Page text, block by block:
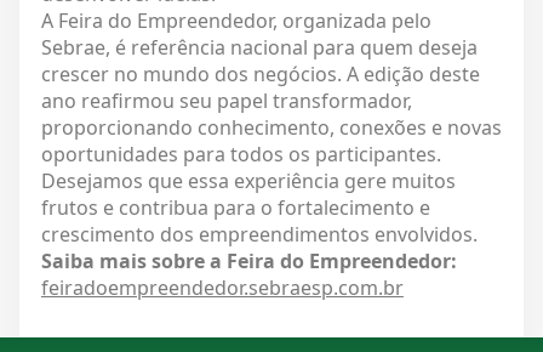
A Feira do Empreendedor, organizada pelo
Sebrae, é referência nacional para quem deseja
crescer no mundo dos negócios. A edição deste
ano reafirmou seu papel transformador,
proporcionando conhecimento, conexões e novas
oportunidades para todos os participantes.
Desejamos que essa experiência gere muitos
frutos e contribua para o fortalecimento e
crescimento dos empreendimentos envolvidos.
Saiba mais sobre a Feira do Empreendedor:
feiradoempreendedor.sebraesp.com.br